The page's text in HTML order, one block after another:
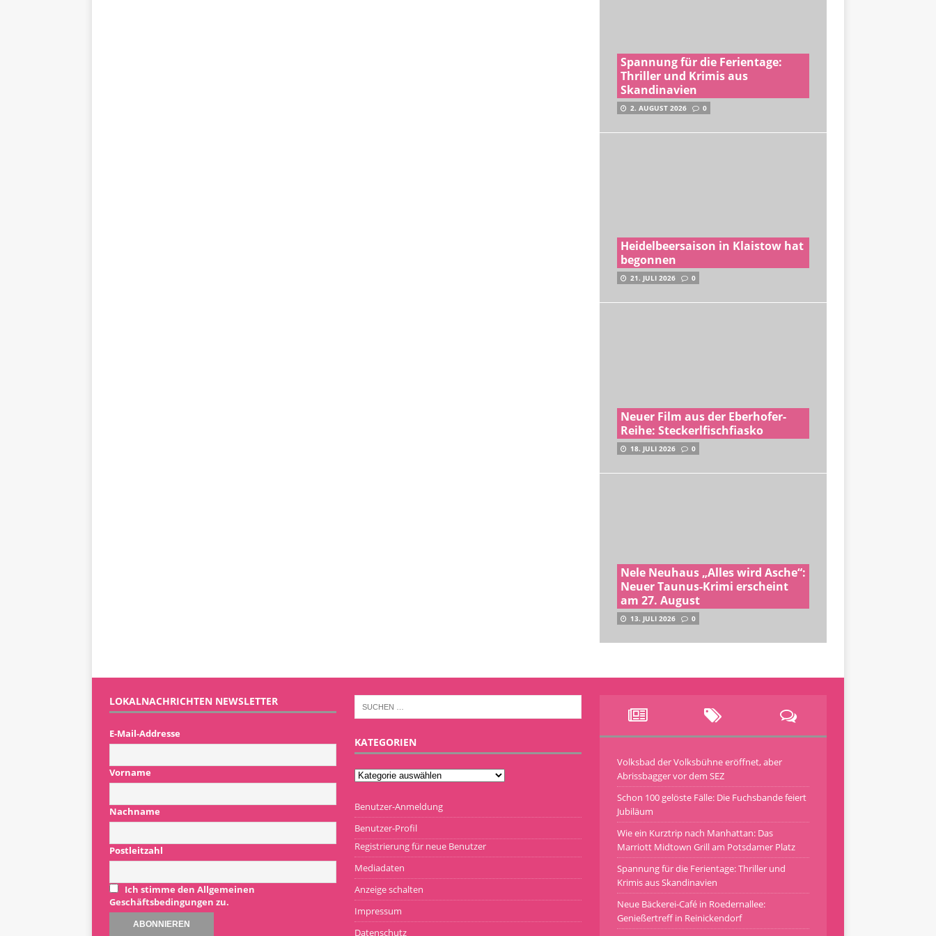
Spannung für die Ferientage:
Thriller und Krimis aus
Skandinavien
2. AUGUST 2026 0
Heidelbeersaison in Klaistow hat
begonnen
21. JULI 2026 0
Neuer Film aus der Eberhofer-
Reihe: Steckerlfischfiasko
18. JULI 2026 0
Nele Neuhaus „Alles wird Asche“:
Neuer Taunus-Krimi erscheint
am 27. August
13. JULI 2026 0
LOKALNACHRICHTEN NEWSLETTER
E-Mail-Addresse
Vorname
Nachname
Postleitzahl
Ich stimme den Allgemeinen
Geschäftsbedingungen zu.
KATEGORIEN
Benutzer-Anmeldung
Benutzer-Profil
Registrierung für neue Benutzer
Mediadaten
Anzeige schalten
Impressum
Datenschutz
Volksbad der Volksbühne eröffnet, aber
Abrissbagger vor dem SEZ
Schon 100 gelöste Fälle: Die Fuchsbande feiert
Jubiläum
Wie ein Kurztrip nach Manhattan: Das
Marriott Midtown Grill am Potsdamer Platz
Spannung für die Ferientage: Thriller und
Krimis aus Skandinavien
Neue Bäckerei-Café in Roedernallee:
Genießertreff in Reinickendorf